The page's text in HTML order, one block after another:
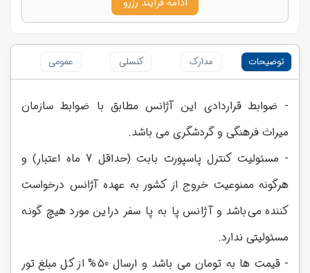
توضیحات مدارک کنسلی عمومی
- ضوابط قراردادی این آژانس مطابق با ضوابط سازمان
میراث فرهنگی و گردشگری می باشد.
- مسئولیت کنترل پاسپورت بابت (حداقل 7 ماه اعتبار) و
هرگونه ممنوعیت خروج از کشور به عهده آژانس درخواست
کننده می‌باشد و آژانس پا به پا سفر دراین مورد هیچ گونه
مسئولیتی ندارد.
- قیمت ها به تومان می باشد و ارسال 50% از کل مبلغ تور